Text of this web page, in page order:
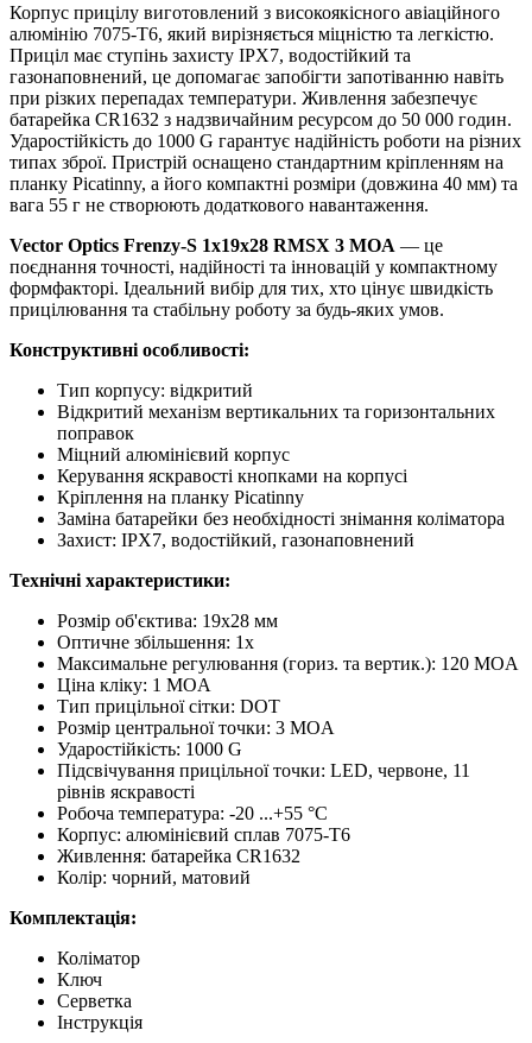
Корпус прицілу виготовлений з високоякісного авіаційного
алюмінію 7075-T6, який вирізняється міцністю та легкістю.
Приціл має ступінь захисту IPX7, водостійкий та
газонаповнений, це допомагає запобігти запотіванню навіть
при різких перепадах температури. Живлення забезпечує
батарейка CR1632 з надзвичайним ресурсом до 50 000 годин.
Ударостійкість до 1000 G гарантує надійність роботи на різних
типах зброї. Пристрій оснащено стандартним кріпленням на
планку Picatinny, а його компактні розміри (довжина 40 мм) та
вага 55 г не створюють додаткового навантаження.
Vector Optics Frenzy-S 1x19x28 RMSX 3 MOA — це
поєднання точності, надійності та інновацій у компактному
формфакторі. Ідеальний вибір для тих, хто цінує швидкість
прицілювання та стабільну роботу за будь-яких умов.
Конструктивні особливості:
Тип корпусу: відкритий
Відкритий механізм вертикальних та горизонтальних
поправок
Міцний алюмінієвий корпус
Керування яскравості кнопками на корпусі
Кріплення на планку Picatinny
Заміна батарейки без необхідності знімання коліматора
Захист: IPX7, водостійкий, газонаповнений
Технічні характеристики:
Розмір об'єктива: 19x28 мм
Оптичне збільшення: 1x
Максимальне регулювання (гориз. та вертик.): 120 MOA
Ціна кліку: 1 MOA
Тип прицільної сітки: DOT
Розмір центральної точки: 3 MOA
Ударостійкість: 1000 G
Підсвічування прицільної точки: LED, червоне, 11
рівнів яскравості
Робоча температура: -20 ...+55 °C
Корпус: алюмінієвий сплав 7075-T6
Живлення: батарейка CR1632
Колір: чорний, матовий
Комплектація:
Коліматор
Ключ
Серветка
Інструкція